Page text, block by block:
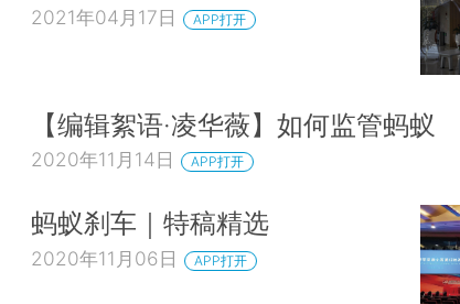
2021年04月17日 APP打开
【编辑絮语·凌华薇】如何监管蚂蚁
2020年11月14日 APP打开
蚂蚁刹车｜特稿精选
2020年11月06日 APP打开